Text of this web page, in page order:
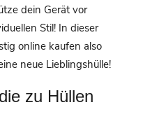
dein Gerät vor
Stil! In dieser
online kaufen also
neue Lieblingshülle!
zu Hüllen